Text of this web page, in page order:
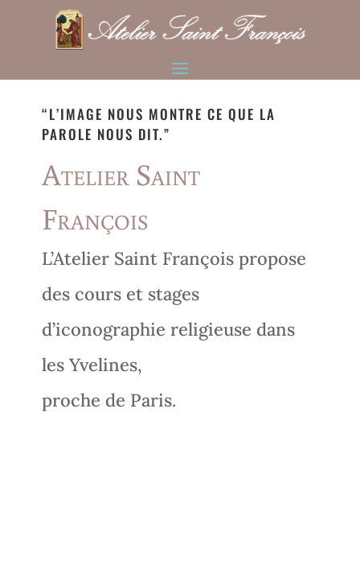
“L’IMAGE NOUS MONTRE CE QUE LA
PAROLE NOUS DIT.”
Atelier Saint
François
L’Atelier Saint François propose
des cours et stages
d’iconographie religieuse dans
les Yvelines,
proche de Paris.